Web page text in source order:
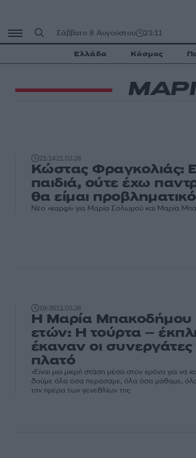
περιεχόμενο
Σάββατο 8 Αυγούστου 21:11
Ελλάδα Κόσμος
21:1421.03.26
Κώστας Φραγκολιάς:
παιδιά, ούτε έχω
θα είμαι
Νέο «καρφί» για Μαρία Σολωμού και Μαρία
19:3511.03.26
Η Μαρία Μπακοδήμου
ετών: Η τούρτα –
έκαναν οι συνεργάτες
πλατό
«Είναι μια μικρή στάση μέσα στον χρόνο για να
δούμε όλα όσα περάσαμε, όλα όσα μάθαμε, όλα
την ημέρα των γενεθλίων της